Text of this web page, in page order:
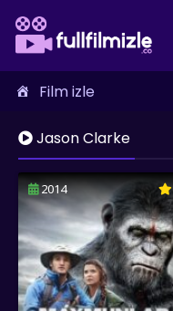
Film izle
Jason Clarke
2014